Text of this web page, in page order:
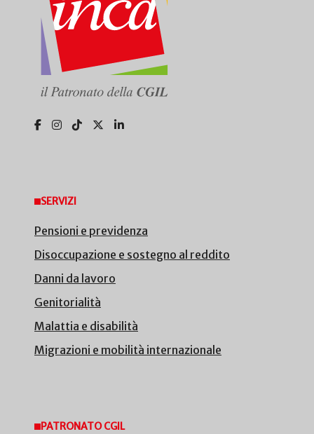
SERVIZI
Pensioni e previdenza
Disoccupazione e sostegno al reddito
Danni da lavoro
Genitorialità
Malattia e disabilità
Migrazioni e mobilità internazionale
PATRONATO CGIL